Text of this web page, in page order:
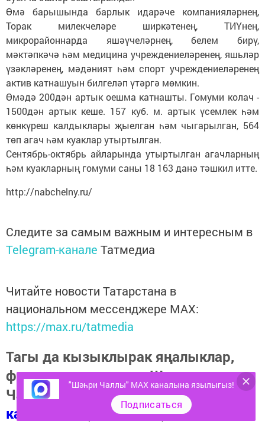
Өмә барышында барлык идарәче компанияләрнең,
Торак милекчеләре ширкәтенең, ТИҮнең,
микрорайоннарда яшәүчеләрнең, белем бирү,
мәктәпкәчә һәм медицина учреждениеләренең, яшьләр
үзәкләренең, мәдәният һәм спорт учреждениеләренең
актив катнашуын билгеләп үтәргә мөмкин.
Өмәдә 200дән артык оешма катнашты. Гомуми колач -
1500дән артык кеше. 157 куб. м. артык үсемлек һәм
көнкүреш калдыклары җыелган һәм чыгарылган, 564
төп агач һәм куаклар утыртылган.
Сентябрь-октябрь айларында утыртылган агачларның
һәм куакларның гомуми саны 18 163 данә тәшкил итте.
http://nabchelny.ru/
Следите за самым важным и интересным в
Telegram-канале Татмедиа
Читайте новости Татарстана в
национальном мессенджере MАХ:
https://max.ru/tatmedia
Тагы да кызыклырак яңалыклар,
фото һәм видеолар «Шәһри
Чаллы»ның MAX
каналында
(язылыгыз).
"Шәһри Чаллы" MAX каналына язылыгыз!
Подписаться